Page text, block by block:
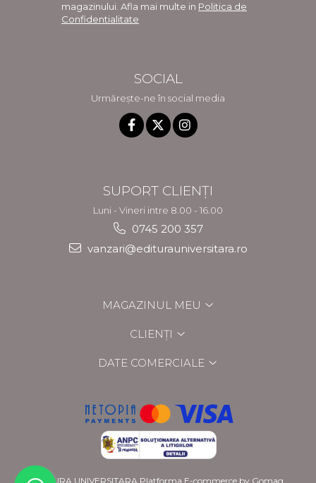
magazinului. Afla mai multe in Politica de
Confidentialitate
SOCIAL
Urmărește-ne în social media
SUPORT CLIENȚI
Luni - Vineri intre 8.00 - 16.00
0745 200 357
vanzari@editurauniversitara.ro
MAGAZINUL MEU
CLIENȚI
DATE COMERCIALE
EDITURA UNIVERSITARA Platforma E-commerce by Gomag